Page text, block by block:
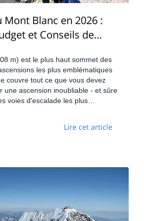
Mont Blanc en 2026 :
et Conseils de
m) est le plus haut sommet des
les plus emblématiques
couvre tout ce que vous devez
une ascension inoubliable - et sûre
voies d'escalade les plus
Lire cet article